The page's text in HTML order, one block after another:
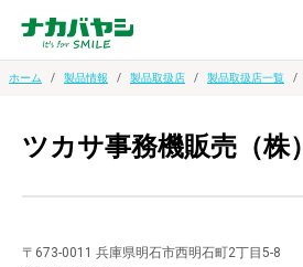
ホーム 製品情報 製品取扱店 製品取扱店一覧
ツカサ事務機販売（株）
〒673-0011 兵庫県明石市西明石町2丁目5-8